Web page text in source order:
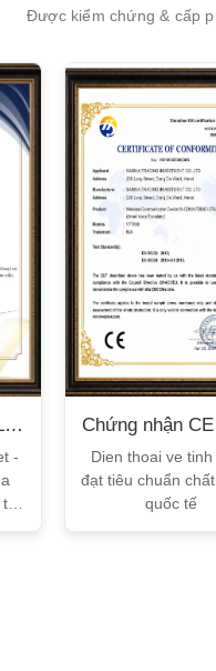
Được kiểm chứng & cấp
-
Chứng nhận CE
tế
Dien thoai ve
đạt tiêu chuẩn
quốc tế